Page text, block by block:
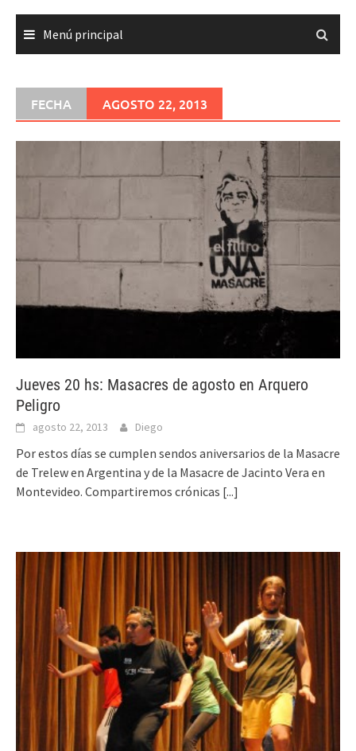
Menú principal
FECHA AGOSTO 22, 2013
Jueves 20 hs: Masacres de agosto en Arquero
Peligro
agosto 22, 2013 Diego
Por estos días se cumplen sendos aniversarios de la Masacre
de Trelew en Argentina y de la Masacre de Jacinto Vera en
Montevideo. Compartiremos crónicas [...]